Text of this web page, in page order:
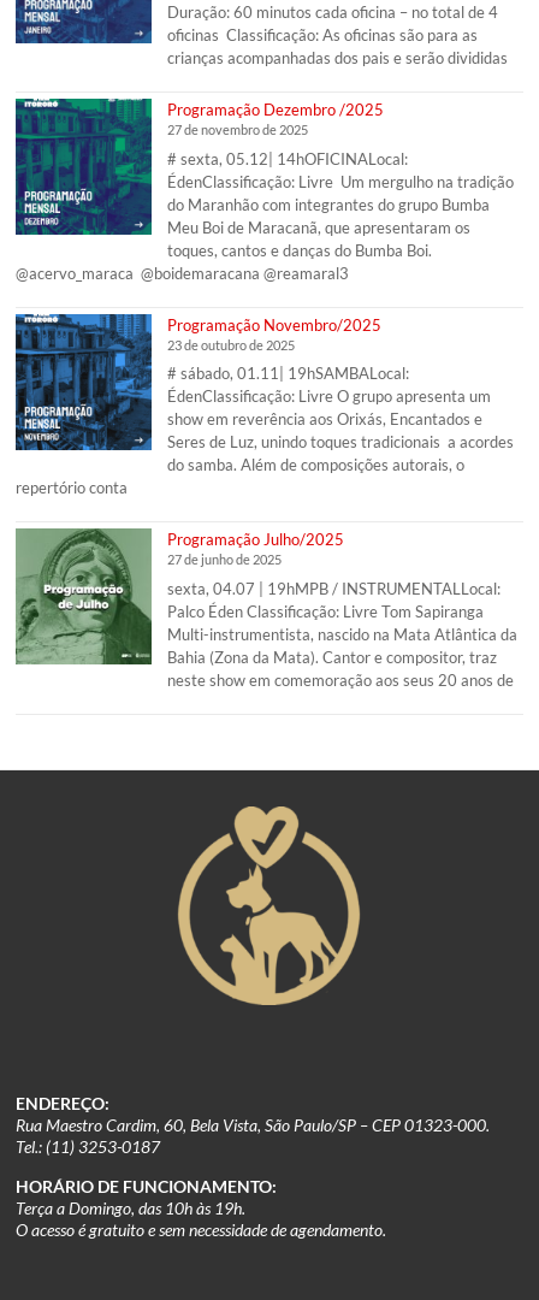
Duração: 60 minutos cada oficina – no total de 4
oficinas Classificação: As oficinas são para as
crianças acompanhadas dos pais e serão divididas
Programação Dezembro /2025
27 de novembro de 2025
# sexta, 05.12| 14hOFICINALocal:
ÉdenClassificação: Livre Um mergulho na tradição
do Maranhão com integrantes do grupo Bumba
Meu Boi de Maracanã, que apresentaram os
toques, cantos e danças do Bumba Boi.
@acervo_maraca @boidemaracana @reamaral3
Programação Novembro/2025
23 de outubro de 2025
# sábado, 01.11| 19hSAMBALocal:
ÉdenClassificação: Livre O grupo apresenta um
show em reverência aos Orixás, Encantados e
Seres de Luz, unindo toques tradicionais a acordes
do samba. Além de composições autorais, o
repertório conta
Programação Julho/2025
27 de junho de 2025
sexta, 04.07 | 19hMPB / INSTRUMENTALLocal:
Palco Éden Classificação: Livre Tom Sapiranga
Multi-instrumentista, nascido na Mata Atlântica da
Bahia (Zona da Mata). Cantor e compositor, traz
neste show em comemoração aos seus 20 anos de
ENDEREÇO:
Rua Maestro Cardim, 60, Bela Vista, São Paulo/SP – CEP 01323-000.
Tel.: (11) 3253-0187
HORÁRIO DE FUNCIONAMENTO:
Terça a Domingo, das 10h às 19h.
O acesso é gratuito e sem necessidade de agendamento.